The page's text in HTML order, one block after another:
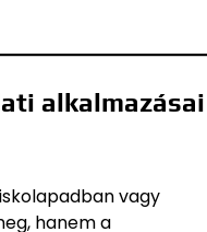
alkalmazásai
vagy
hanem a